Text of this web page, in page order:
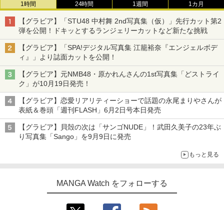
1時間 24時間 1週間 1カ月
【グラビア】「STU48 中村舞 2nd写真集（仮）」先行カット第2
弾を公開！ドキッとするランジェリーカットなど新たな挑戦
【グラビア】「SPA!デジタル写真集 江籠裕奈『エンジェルボデ
ィ』」より誌面カットを公開！
【グラビア】元NMB48・原かれんさんの1st写真集「どストライ
ク」が10月19日発売！
【グラビア】恋愛リアリティーショーで話題の永尾まりやさんが
表紙＆巻頭「週刊FLASH」6月2日号本日発売
【グラビア】貝殻の次は「サンゴNUDE」！武田久美子の23年ぶ
り写真集「Sango」を9月9日に発売
もっと見る
MANGA Watch をフォローする